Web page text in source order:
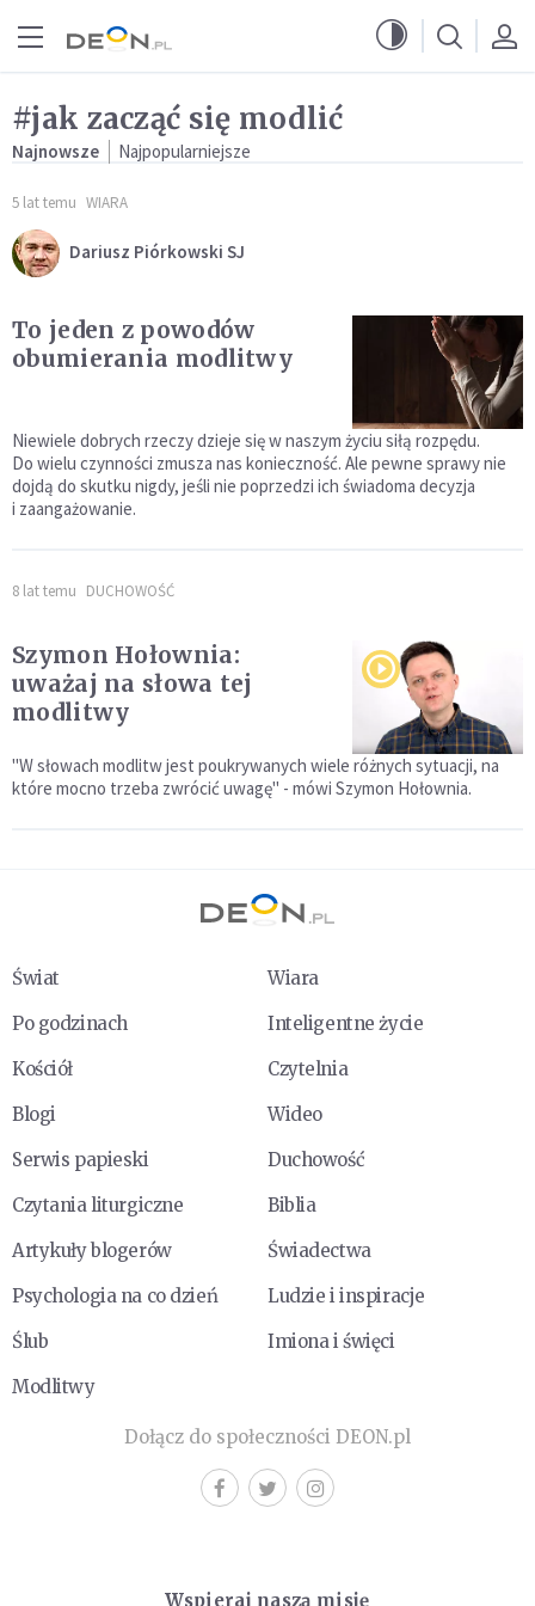
#jak zacząć się modlić
Najnowsze Najpopularniejsze
5 lat temu WIARA
Dariusz Piórkowski SJ
To jeden z powodów
obumierania modlitwy
Niewiele dobrych rzeczy dzieje się w naszym życiu siłą rozpędu.
Do wielu czynności zmusza nas konieczność. Ale pewne sprawy nie
dojdą do skutku nigdy, jeśli nie poprzedzi ich świadoma decyzja
i zaangażowanie.
8 lat temu DUCHOWOŚĆ
Szymon Hołownia:
uważaj na słowa tej
modlitwy
"W słowach modlitw jest poukrywanych wiele różnych sytuacji, na
które mocno trzeba zwrócić uwagę" - mówi Szymon Hołownia.
Świat
Wiara
Po godzinach
Inteligentne życie
Kościół
Czytelnia
Blogi
Wideo
Serwis papieski
Duchowość
Czytania liturgiczne
Biblia
Artykuły blogerów
Świadectwa
Psychologia na co dzień
Ludzie i inspiracje
Ślub
Imiona i święci
Modlitwy
Dołącz do społeczności DEON.pl
Wspieraj naszą misję